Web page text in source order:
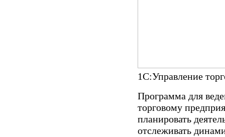
1С:Управление
Программа для
торговому
планировать
отслеживать